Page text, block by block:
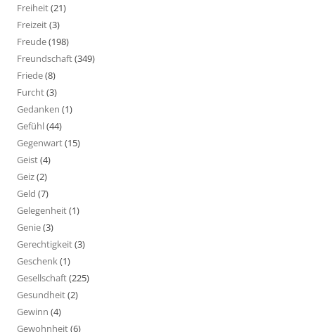
Freiheit(21)
Freizeit(3)
Freude(198)
Freundschaft(349)
Friede(8)
Furcht(3)
Gedanken (1)
Gefühl(44)
Gegenwart(15)
Geist(4)
Geiz(2)
Geld (7)
Gelegenheit(1)
Genie(3)
Gerechtigkeit(3)
Geschenk(1)
Gesellschaft(225)
Gesundheit(2)
Gewinn (4)
Gewohnheit(6)